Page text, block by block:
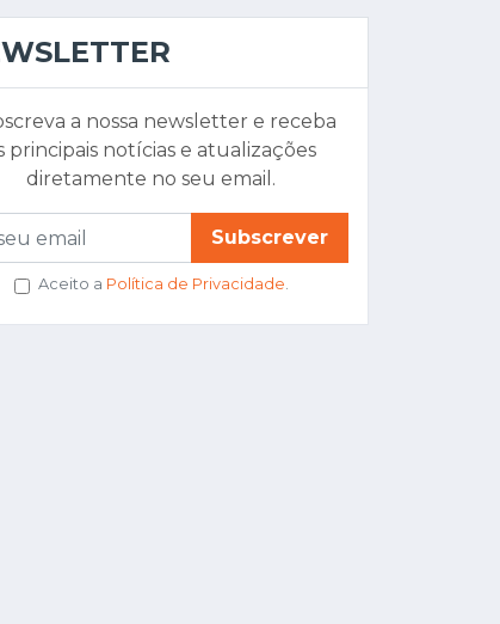
a nossa newsletter e receba
principais notícias e atualizações
diretamente no seu email.
Subscrever
Aceito a Política de Privacidade.